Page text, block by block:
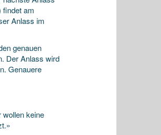
findet am
Anlass im
genauen
Der Anlass wird
Genauere
wollen keine